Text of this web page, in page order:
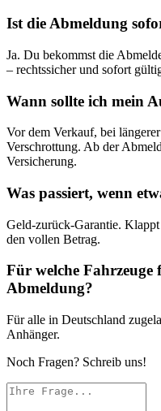
Ist die Abmeldung
Ja. Du bekommst die
– rechtssicher und sofort
Wann sollte ich mein
Vor dem Verkauf, bei
Verschrottung. Ab der
Versicherung.
Was passiert, wenn
Geld-zurück-Garantie.
den vollen Betrag.
Für welche
Abmeldung?
Für alle in Deutschland
Anhänger.
Noch Fragen? Schreib uns!